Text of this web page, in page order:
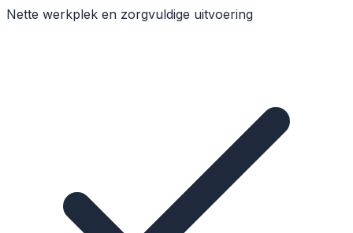
Nette werkplek en zorgvuldige uitvoering